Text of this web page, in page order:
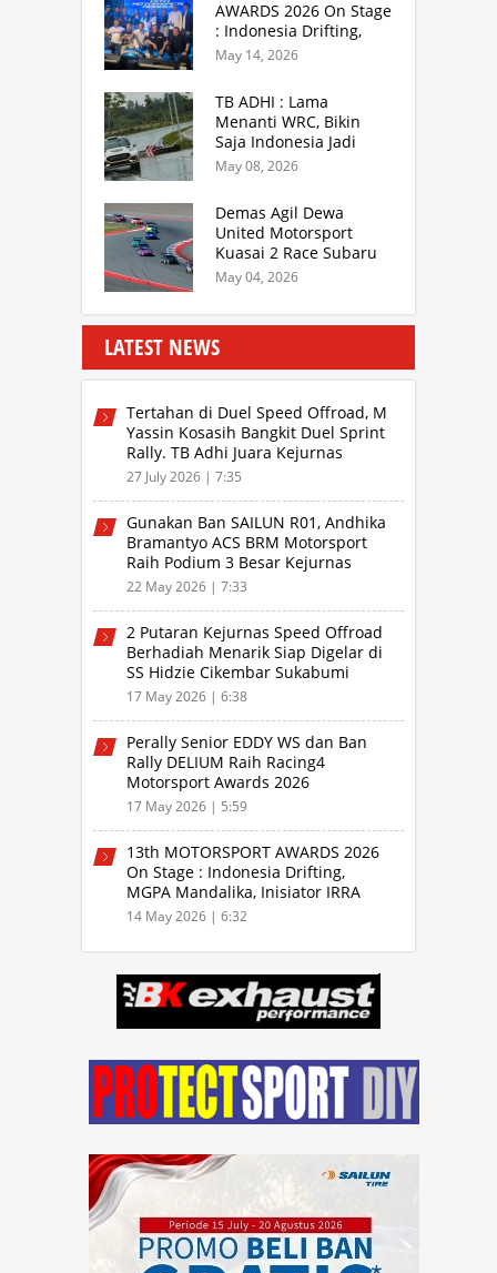
AWARDS 2026 On Stage
: Indonesia Drifting,
MGPA Mandalika,
Inisiator IRRA dan
Drivers
May 14, 2026
TB ADHI : Lama
Menanti WRC, Bikin
Saja Indonesia Jadi
Sentra Rally Berkelas
Asia Lebih Menarik
May 08, 2026
Demas Agil Dewa
United Motorsport
Kuasai 2 Race Subaru
BRZ Super Series 2026
May 04, 2026
LATEST NEWS
Tertahan di Duel Speed Offroad, M
Yassin Kosasih Bangkit Duel Sprint
Rally. TB Adhi Juara Kejurnas
Speed Offroad Putaran 3 Jabar
27 July 2026 | 7:35
Gunakan Ban SAILUN R01, Andhika
Bramantyo ACS BRM Motorsport
Raih Podium 3 Besar Kejurnas
Drifting Bandung 2026
22 May 2026 | 7:33
2 Putaran Kejurnas Speed Offroad
Berhadiah Menarik Siap Digelar di
SS Hidzie Cikembar Sukabumi
17 May 2026 | 6:38
Perally Senior EDDY WS dan Ban
Rally DELIUM Raih Racing4
Motorsport Awards 2026
17 May 2026 | 5:59
13th MOTORSPORT AWARDS 2026
On Stage : Indonesia Drifting,
MGPA Mandalika, Inisiator IRRA
dan International Rally Drivers
14 May 2026 | 6:32